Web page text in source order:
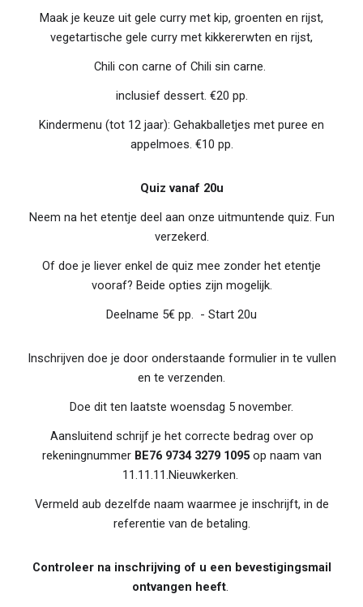
Maak je keuze uit gele curry met kip, groenten en rijst,
vegetartische gele curry met kikkererwten en rijst,
Chili con carne of Chili sin carne.
inclusief dessert. €20 pp.
Kindermenu (tot 12 jaar): Gehakballetjes met puree en
appelmoes. €10 pp.
Quiz vanaf 20u
Neem na het etentje deel aan onze uitmuntende quiz. Fun
verzekerd.
Of doe je liever enkel de quiz mee zonder het etentje
vooraf? Beide opties zijn mogelijk.
Deelname 5€ pp. - Start 20u
Inschrijven doe je door onderstaande formulier in te vullen
en te verzenden.
Doe dit ten laatste woensdag 5 november.
Aansluitend schrijf je het correcte bedrag over op
rekeningnummer BE76 9734 3279 1095op naam van
11.11.11.Nieuwkerken.
Vermeld aub dezelfde naam waarmee je inschrijft, in de
referentie van de betaling.
Controleer na inschrijving of u een bevestigingsmail
ontvangen heeft.